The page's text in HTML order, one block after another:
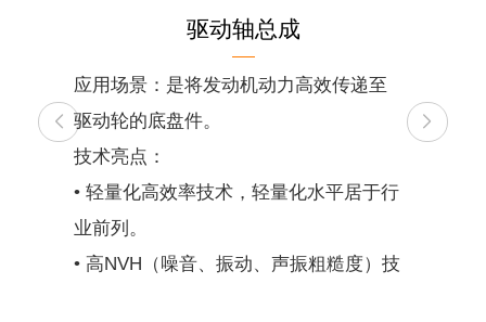
驱动轴总成
应用场景：是将发动机动力高效传递至
驱动轮的底盘件。
技术亮点：
• 轻量化高效率技术，轻量化水平居于行
业前列。
• 高NVH（噪音、振动、声振粗糙度）技